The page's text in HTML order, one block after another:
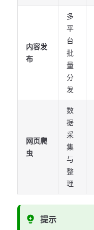
内容发
布
多
平
台
批
量
分
发
网页爬
虫
数
据
采
集
与
整
理
提示